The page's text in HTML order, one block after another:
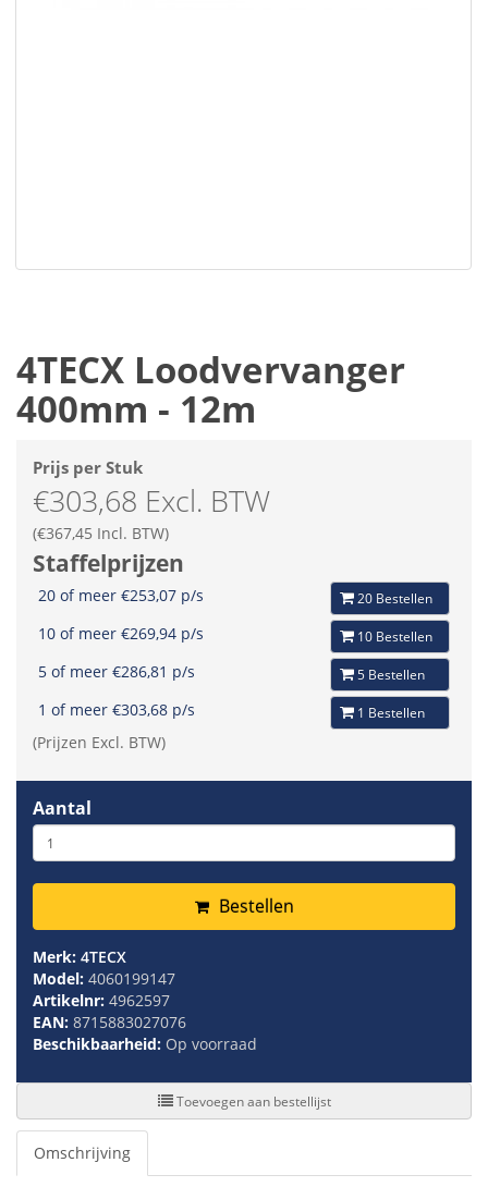
4TECX Loodvervanger
400mm - 12m
Prijs per Stuk
€303,68 Excl. BTW
(€367,45 Incl. BTW)
Staffelprijzen
20 of meer €253,07 p/s 20 Bestellen
10 of meer €269,94 p/s 10 Bestellen
5 of meer €286,81 p/s 5 Bestellen
1 of meer €303,68 p/s 1 Bestellen
(Prijzen Excl. BTW)
Aantal
Bestellen
Merk: 4TECX
Model: 4060199147
Artikelnr: 4962597
EAN: 8715883027076
Beschikbaarheid: Op voorraad
Toevoegen aan bestellijst
Omschrijving